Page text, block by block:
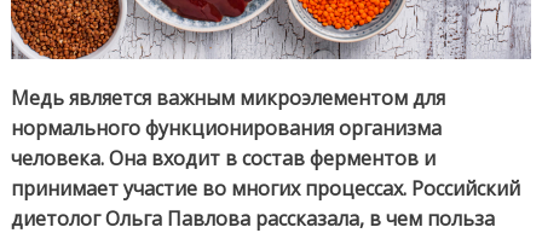
Медь является важным микроэлементом для
нормального функционирования организма
человека. Она входит в состав ферментов и
принимает участие во многих процессах. Российский
диетолог Ольга Павлова рассказала, в чем польза